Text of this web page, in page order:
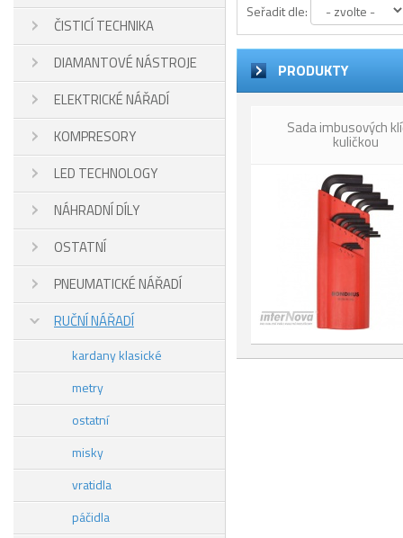
ČISTICÍ TECHNIKA
DIAMANTOVÉ NÁSTROJE
ELEKTRICKÉ NÁŘADÍ
KOMPRESORY
LED TECHNOLOGY
NÁHRADNÍ DÍLY
OSTATNÍ
PNEUMATICKÉ NÁŘADÍ
RUČNÍ NÁŘADÍ
kardany klasické
metry
ostatní
misky
vratidla
páčidla
Seřadit dle:
PRODUKTY
Sada imbusových
kuličkou